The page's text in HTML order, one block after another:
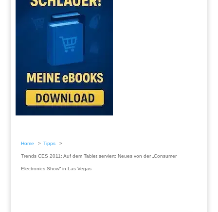
Home Tipps
Trends CES 2011: Auf dem Tablet serviert: Neues von der „Consumer
Electronics Show“ in Las Vegas